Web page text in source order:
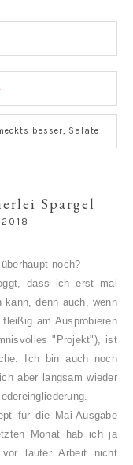
besser, Salate
Spargel
noch?
dass ich erst mal
denn auch, wenn
am Ausprobieren
"Projekt"), ist
Ich bin auch noch
aber langsam wieder
für die Mai-Ausgabe
Monat hab ich ja
lauter Arbeit nicht